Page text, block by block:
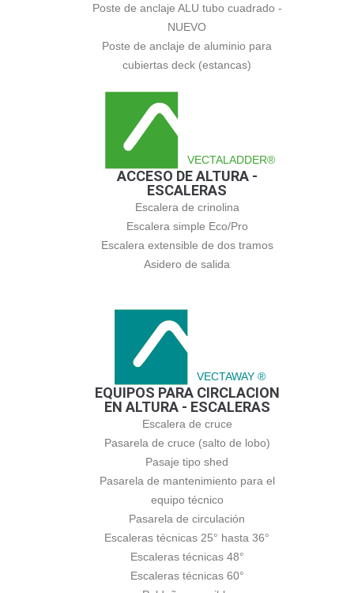
Poste de anclaje ALU tubo cuadrado -
NUEVO
Poste de anclaje de aluminio para
cubiertas deck (estancas)
VECTALADDER®
ACCESO DE ALTURA -
ESCALERAS
Escalera de crinolina
Escalera simple Eco/Pro
Escalera extensible de dos tramos
Asidero de salida
VECTAWAY ®
EQUIPOS PARA CIRCLACION
EN ALTURA - ESCALERAS
Escalera de cruce
Pasarela de cruce (salto de lobo)
Pasaje tipo shed
Pasarela de mantenimiento para el
equipo técnico
Pasarela de circulación
Escaleras técnicas 25° hasta 36°
Escaleras técnicas 48°
Escaleras técnicas 60°